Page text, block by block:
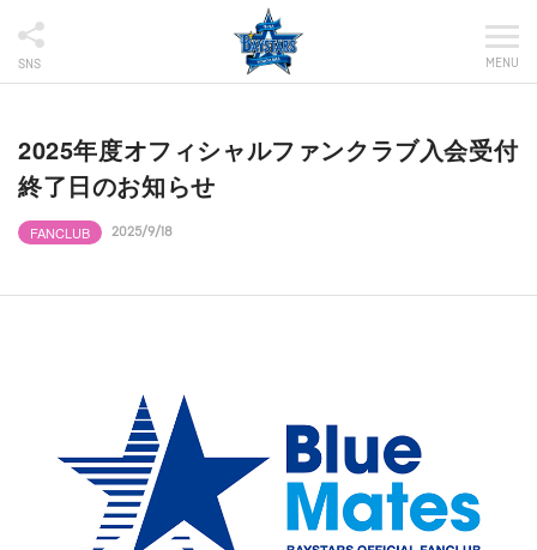
SNS MENU
2025年度オフィシャルファンクラブ入会受付
終了日のお知らせ
FANCLUB 2025/9/18